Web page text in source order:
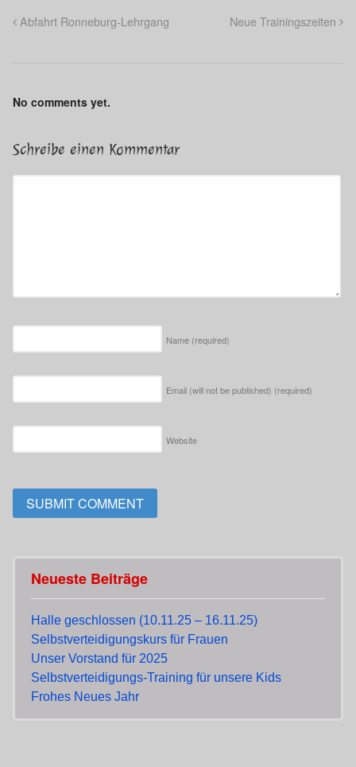
Abfahrt Ronneburg-Lehrgang Neue Trainingszeiten
No comments yet.
Schreibe einen Kommentar
Name (required)
Email (will not be published) (required)
Website
Neueste Beiträge
Halle geschlossen (10.11.25 – 16.11.25)
Selbstverteidigungskurs für Frauen
Unser Vorstand für 2025
Selbstverteidigungs-Training für unsere Kids
Frohes Neues Jahr